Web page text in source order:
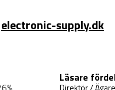
electronic-supply.dk
Läsare
Direktör / Ägare